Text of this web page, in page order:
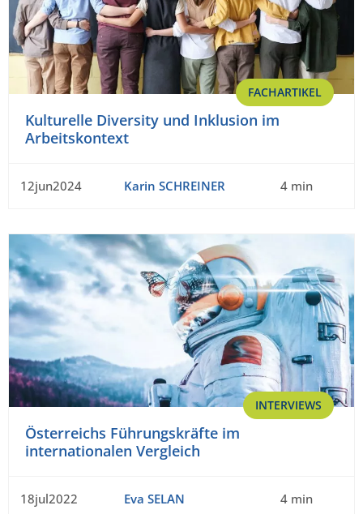
FACHARTIKEL
Kulturelle Diversity und Inklusion im
Arbeitskontext
12jun2024 Karin SCHREINER 4 min
INTERVIEWS
Österreichs Führungskräfte im
internationalen Vergleich
18jul2022 Eva SELAN 4 min